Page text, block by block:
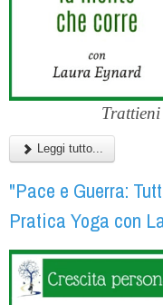
Trattieni
Leggi tutto...
"Pace e Guerra:
Pratica Yoga con